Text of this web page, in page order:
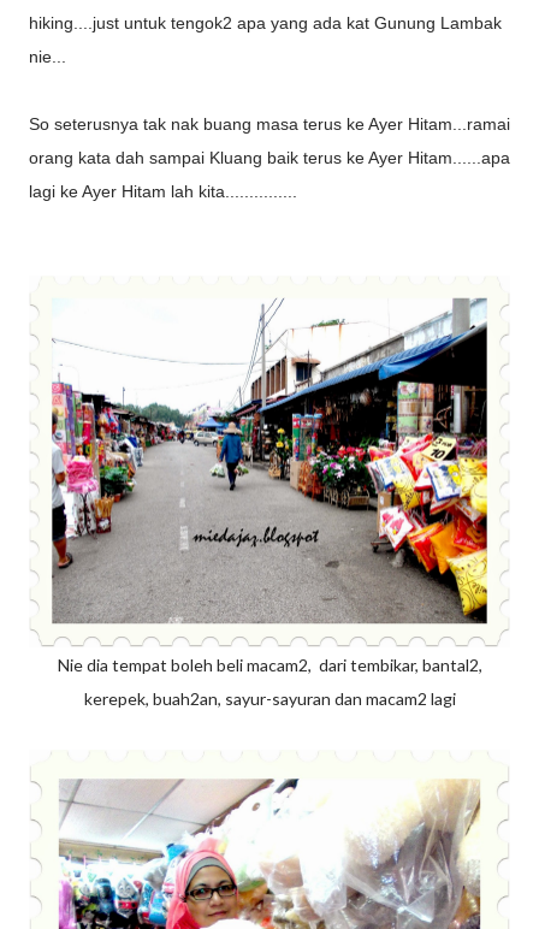
hiking....just untuk tengok2 apa yang ada kat Gunung Lambak
nie...
So seterusnya tak nak buang masa terus ke Ayer Hitam...ramai
orang kata dah sampai Kluang baik terus ke Ayer Hitam......apa
lagi ke Ayer Hitam lah kita...............
Nie dia tempat boleh beli macam2, dari tembikar, bantal2,
kerepek, buah2an, sayur-sayuran dan macam2 lagi